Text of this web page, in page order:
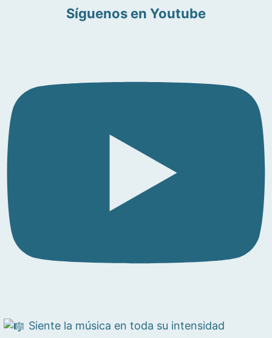
Síguenos en Youtube
Siente la música en toda su intensidad